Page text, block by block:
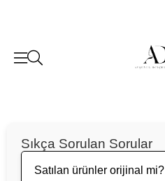
Sıkça Sorulan Sorular
Satılan ürünler orijinal mi?